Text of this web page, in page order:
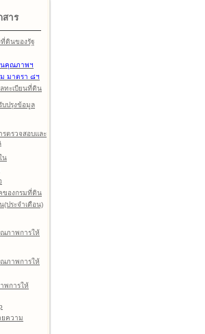
สาร
ดินของรัฐ
นคุณภาพฯ
มาตรา ๘ฯ
ทะเบียนที่ดิน
บปรุงข้อมูล
ตรวจสอบและ
น
ของกรมที่ดิน
(ประจำเดือน)
ภาพการให้
ภาพการให้
พการให้
ยความ